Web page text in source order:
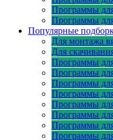
Программы
Программы
Популярные
Для монтажа
Для
Программы
Программы
Программы
Программы
Программы
Программы
Программы
Программы